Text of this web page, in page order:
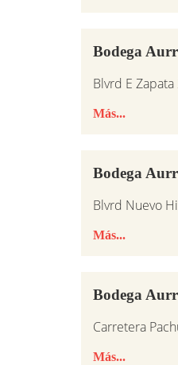
Bodega
Blvrd E
Más...
Bodega
Blvrd Nuevo
Más...
Bodega
Carretera
Más...